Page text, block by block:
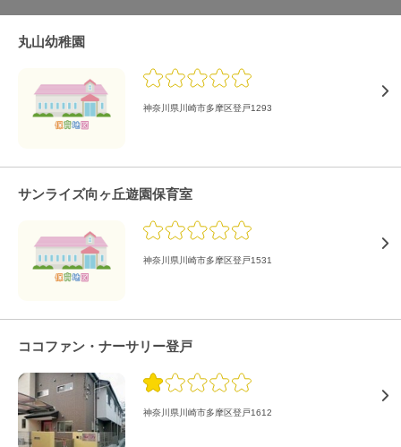
丸山幼稚園
神奈川県川崎市多摩区登戸1293
サンライズ向ヶ丘遊園保育室
神奈川県川崎市多摩区登戸1531
ココファン・ナーサリー登戸
神奈川県川崎市多摩区登戸1612